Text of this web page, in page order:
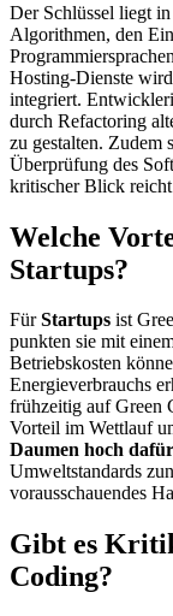
Der Schlüssel liegt
Algorithmen, den
Hosting-Dienste
integriert.
durch Refactoring
zu gestalten. Zudem
Überprüfung des
kritischer Blick
Welche
Startups?
FürStartups ist
punkten sie mit
Betriebskosten
Energieverbrauchs
frühzeitig auf Green
Vorteil im Wettlauf
Daumen hoch
Umweltstandards
vorausschauendes
Gibt es
Coding?